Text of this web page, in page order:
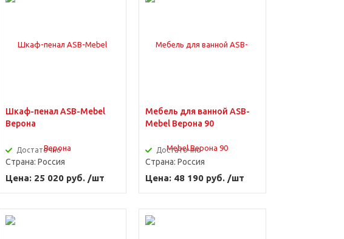
Шкаф-пенал ASB-Mebel
Верона
Достаточно
Страна: Россия
Цена: 25 020 руб. /шт
Мебель для ванной ASB-
Mebel Верона 90
Достаточно
Страна: Россия
Цена: 48 190 руб. /шт